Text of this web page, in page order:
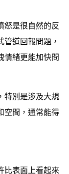
怒是很自然的反
道回報問題，
情緒更能加快問
特別是涉及大規
空間，通常能得
比表面上看起來